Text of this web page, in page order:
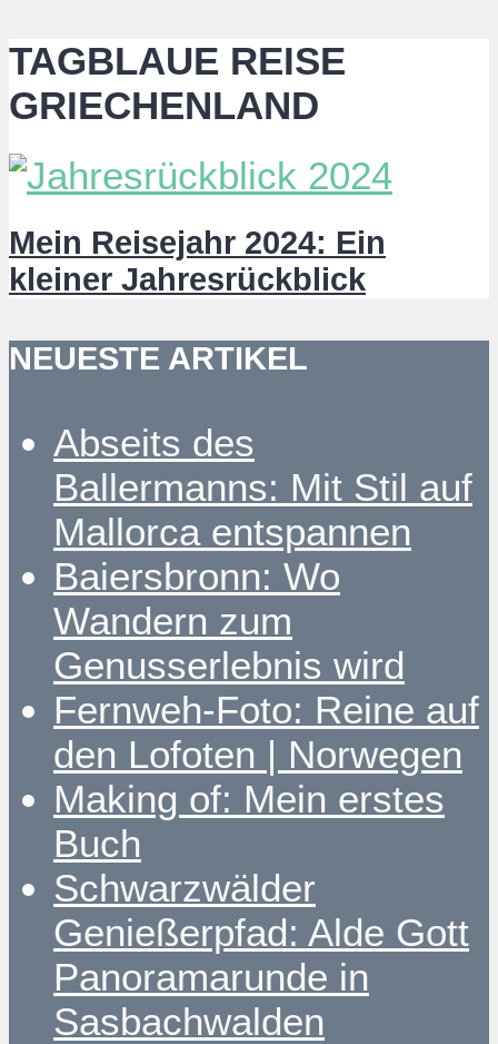
TAGBLAUE REISE
GRIECHENLAND
Mein Reisejahr 2024: Ein
kleiner Jahresrückblick
NEUESTE ARTIKEL
Abseits des
Ballermanns: Mit Stil auf
Mallorca entspannen
Baiersbronn: Wo
Wandern zum
Genusserlebnis wird
Fernweh-Foto: Reine auf
den Lofoten | Norwegen
Making of: Mein erstes
Buch
Schwarzwälder
Genießerpfad: Alde Gott
Panoramarunde in
Sasbachwalden